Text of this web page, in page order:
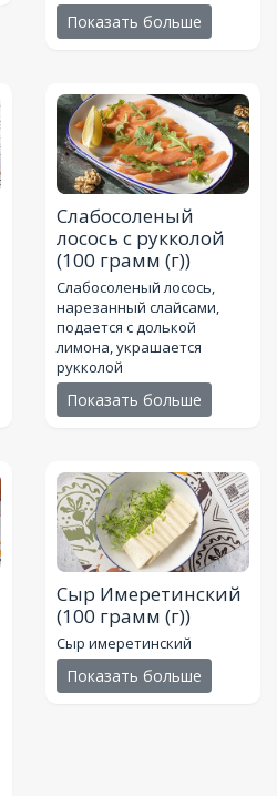
Показать больше
Слабосоленый
лосось с рукколой
(100 грамм (г))
Слабосоленый лосось,
нарезанный слайсами,
подается с долькой
лимона, украшается
рукколой
Показать больше
Сыр Имеретинский
(100 грамм (г))
Сыр имеретинский
Показать больше